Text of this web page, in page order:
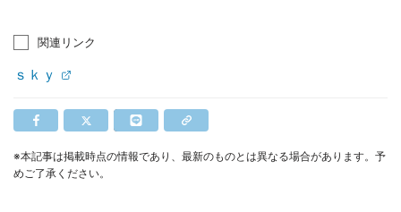
関連リンク
ｓｋｙ
※本記事は掲載時点の情報であり、最新のものとは異なる場合があります。予
めご了承ください。